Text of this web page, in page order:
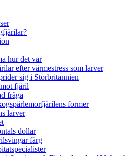
hur det var
efter värmestress som larver
sig i Storbritannien
fjäril
fråga
former
larver
dollar
färg